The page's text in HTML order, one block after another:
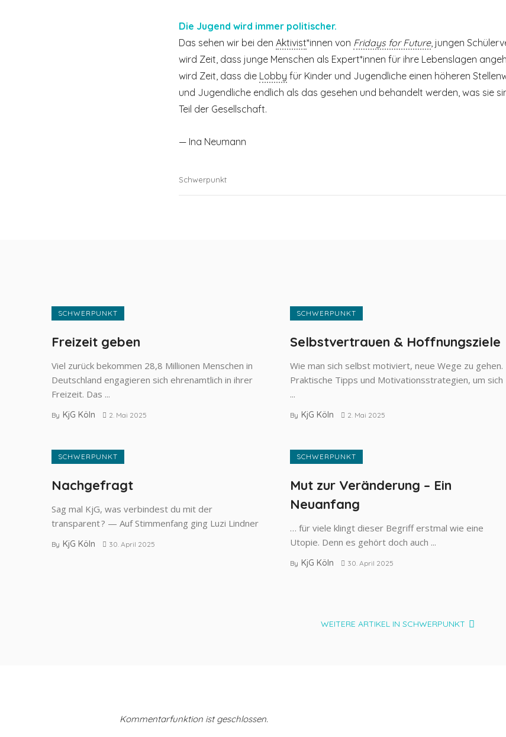
Die Jugend wird immer politischer.
Das sehen wir bei den Aktivist*innen von Fridays for Future, jungen
wird Zeit, dass junge Menschen als Expert*innen für ihre Lebenslagen
wird Zeit, dass die Lobby für Kinder und Jugendliche einen höheren
und Jugendliche endlich als das gesehen und behandelt werden, was sie
Teil der Gesellschaft.
— Ina Neumann
Schwerpunkt
SCHWERPUNKT
Freizeit geben
Viel zurück bekommen 28,8 Millionen Menschen in
Deutschland engagieren sich ehrenamtlich in ihrer
Freizeit. Das ...
By KjG Köln 2. Mai 2025
SCHWERPUNKT
Selbstvertrauen & Hoffnungsziele
Wie man sich selbst motiviert, neue Wege zu gehen.
Praktische Tipps und Motivationsstrategien, um sich
...
By KjG Köln 2. Mai 2025
SCHWERPUNKT
Nachgefragt
Sag mal KjG, was verbindest du mit der
transparent ? — Auf Stimmenfang ging Luzi Lindner
By KjG Köln 30. April 2025
SCHWERPUNKT
Mut zur Veränderung – Ein
Neuanfang
… für viele klingt dieser Begriff erstmal wie eine
Utopie. Denn es gehört doch auch ...
By KjG Köln 30. April 2025
WEITERE ARTIKEL IN SCHWERPUNKT
Kommentarfunktion ist geschlossen.